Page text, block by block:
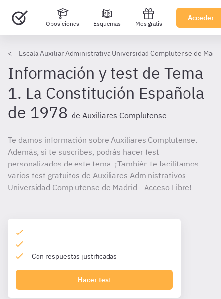
Oposiciones Esquemas Mes gratis
Acceder
Escala Auxiliar Administrativa Universidad Complutense de
Información y test de Tema
1. La Constitución Española
de 1978 de Auxiliares Complutense
Te damos información sobre Auxiliares Complutense.
Además, si te suscribes, podrás hacer test
personalizados de este tema. ¡También te facilitamos
varios test gratuitos de Auxiliares Administrativos
Universidad Complutense de Madrid - Acceso Libre!
Con respuestas justificadas
Hacer test